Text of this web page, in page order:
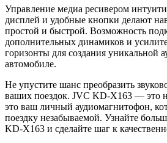
Управление медиа ресивером
дисплей и удобные кнопки делают
простой и быстрой. Возможность
дополнительных динамиков и
горизонты для создания уникальной
автомобиле.
Не упустите шанс преобразить
ваших поездок. JVC KD-X163 — это
это ваш личный аудиомагнитофон,
поездку незабываемой. Узнайте
KD-X163 и сделайте шаг к